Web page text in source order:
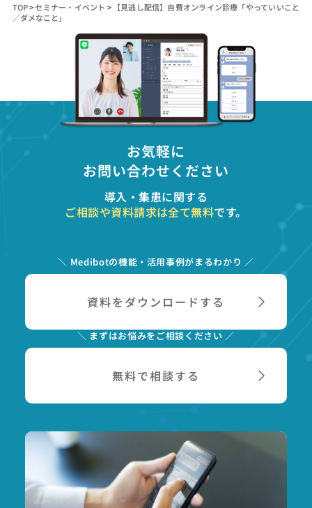
TOP>セミナー・イベント > 【見逃し配信】自費オンライン診療「やっていいこと
／ダメなこと」
お気軽に
お問い合わせください
導入・集患に関する
ご相談や資料請求は全て無料です。
＼ Medibotの機能・活用事例がまるわかり ／
資料をダウンロードする
＼ まずはお悩みをご相談ください ／
無料で相談する